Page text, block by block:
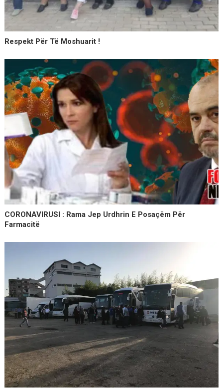
Respekt Për Të Moshuarit !
CORONAVIRUSI : Rama Jep Urdhrin E Posaçëm Për
Farmacitë